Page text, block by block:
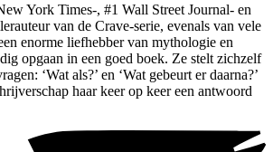
York Times-, #1 Wall Street Journal- en
van de Crave-serie, evenals van vele
enorme liefhebber van mythologie en
opgaan in een goed boek. Ze stelt zichzelf
‘Wat als?’ en ‘Wat gebeurt er daarna?’
haar keer op keer een antwoord